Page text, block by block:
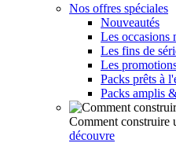
Nos offres spéciales
Nouveautés
Les occasions
Les fins de
Les
Packs prêts à
Packs amplis
Comment construire
découvre